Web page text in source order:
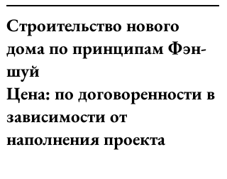
Строительство нового
дома по принципам Фэн-
шуй
Цена: по договоренности в
зависимости от
наполнения проекта